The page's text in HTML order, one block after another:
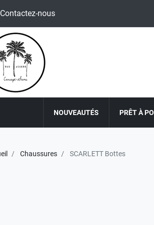
Contactez-nous
NOUVEAUTÉS PRÊT À
Chaussures SCARLETT Bottes